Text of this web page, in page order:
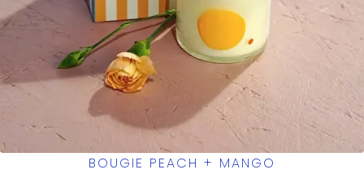
BOUGIE PEACH + MANGO